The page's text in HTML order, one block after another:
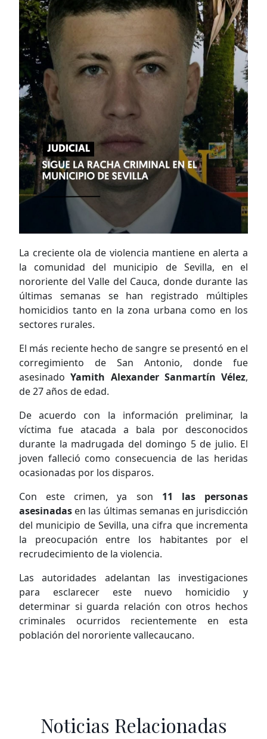
La creciente ola de violencia mantiene en alerta a
la comunidad del municipio de Sevilla, en el
nororiente del Valle del Cauca, donde durante las
últimas semanas se han registrado múltiples
homicidios tanto en la zona urbana como en los
sectores rurales.
El más reciente hecho de sangre se presentó en el
corregimiento de San Antonio, donde fue
asesinadoYamith Alexander Sanmartín Vélez,
de 27 años de edad.
De acuerdo con la información preliminar, la
víctima fue atacada a bala por desconocidos
durante la madrugada del domingo 5 de julio. El
joven falleció como consecuencia de las heridas
ocasionadas por los disparos.
Con este crimen, ya son 11 las personas
asesinadas en las últimas semanas en jurisdicción
del municipio de Sevilla, una cifra que incrementa
la preocupación entre los habitantes por el
recrudecimiento de la violencia.
Las autoridades adelantan las investigaciones
para esclarecer este nuevo homicidio y
determinar si guarda relación con otros hechos
criminales ocurridos recientemente en esta
población del nororiente vallecaucano.
Noticias Relacionadas